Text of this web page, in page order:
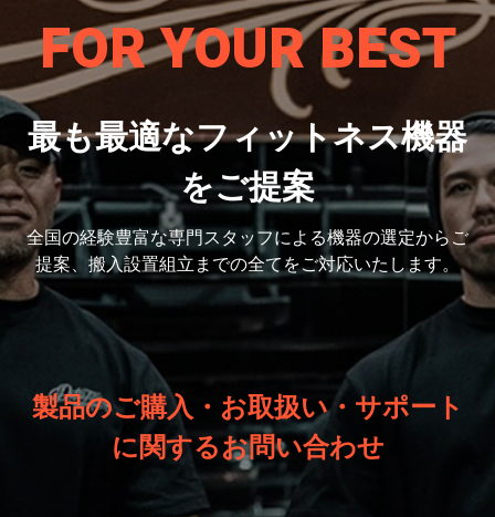
FOR YOUR BEST
最も最適なフィットネス機器
をご提案
全国の経験豊富な専門スタッフによる機器の選定からご
提案、搬入設置組立までの全てをご対応いたします。
製品のご購入・お取扱い・サポート
に関するお問い合わせ